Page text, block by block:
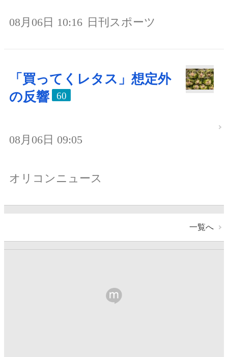
08月06日 10:16 日刊スポーツ
「買ってくレタス」想定外
の反響
60
08月06日 09:05
オリコンニュース
一覧へ